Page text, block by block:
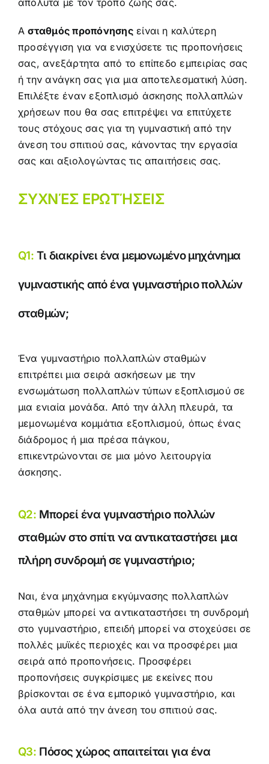
Aσταθμός προπόνησηςείναι η καλύτερη
προσέγγιση για να ενισχύσετε τις προπονήσεις
σας, ανεξάρτητα από το επίπεδο εμπειρίας σας
ή την ανάγκη σας για μια αποτελεσματική λύση.
Επιλέξτε έναν εξοπλισμό άσκησης πολλαπλών
χρήσεων που θα σας επιτρέψει να επιτύχετε
τους στόχους σας για τη γυμναστική από την
άνεση του σπιτιού σας, κάνοντας την εργασία
σας και αξιολογώντας τις απαιτήσεις σας.
ΣΥΧΝΈΣ ΕΡΩΤΉΣΕΙΣ
Q1: Τι διακρίνει ένα μεμονωμένο μηχάνημα
γυμναστικής από ένα γυμναστήριο πολλών
σταθμών;
Ένα γυμναστήριο πολλαπλών σταθμών
επιτρέπει μια σειρά ασκήσεων με την
ενσωμάτωση πολλαπλών τύπων εξοπλισμού σε
μια ενιαία μονάδα. Από την άλλη πλευρά, τα
μεμονωμένα κομμάτια εξοπλισμού, όπως ένας
διάδρομος ή μια πρέσα πάγκου,
επικεντρώνονται σε μια μόνο λειτουργία
άσκησης.
Q2: Μπορεί ένα γυμναστήριο πολλών
σταθμών στο σπίτι να αντικαταστήσει μια
πλήρη συνδρομή σε γυμναστήριο;
Ναι, ένα μηχάνημα εκγύμνασης πολλαπλών
σταθμών μπορεί να αντικαταστήσει τη συνδρομή
στο γυμναστήριο, επειδή μπορεί να στοχεύσει σε
πολλές μυϊκές περιοχές και να προσφέρει μια
σειρά από προπονήσεις. Προσφέρει
προπονήσεις συγκρίσιμες με εκείνες που
βρίσκονται σε ένα εμπορικό γυμναστήριο, και
όλα αυτά από την άνεση του σπιτιού σας.
Q3: Πόσος χώρος απαιτείται για ένα